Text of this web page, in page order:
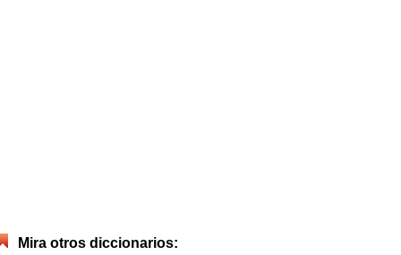
Mira otros diccionarios: